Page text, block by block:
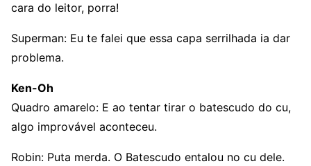
cara do leitor, porra!
Superman: Eu te falei que essa capa serrilhada ia dar
problema.
Ken-Oh
Quadro amarelo: E ao tentar tirar o batescudo do cu,
algo improvável aconteceu.
Robin: Puta merda. O Batescudo entalou no cu dele.